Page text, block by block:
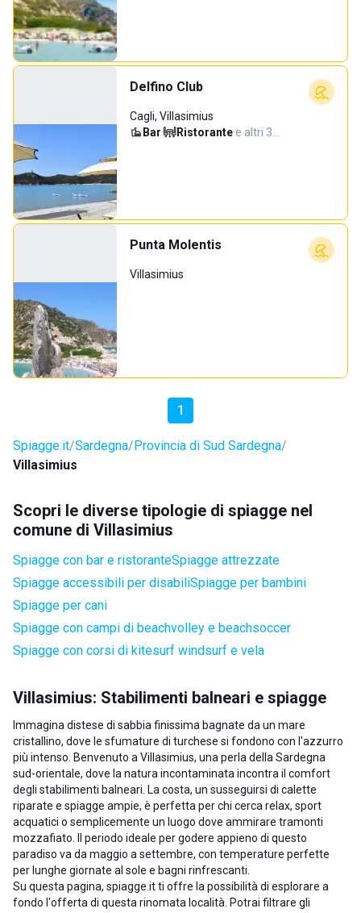
Delfino Club
Cagli, Villasimius
Bar· Ristorante·e altri 3…
Punta Molentis
Villasimius
1
Spiagge.it Sardegna Provincia di Sud Sardegna
Villasimius
Scopri le diverse tipologie di spiagge nel
comune di Villasimius
Spiagge con bar e ristoranteSpiagge attrezzate
Spiagge accessibili per disabiliSpiagge per bambini
Spiagge per cani
Spiagge con campi di beachvolley e beachsoccer
Spiagge con corsi di kitesurf windsurf e vela
Villasimius: Stabilimenti balneari e spiagge
Immagina distese di sabbia finissima bagnate da un mare
cristallino, dove le sfumature di turchese si fondono con l'azzurro
più intenso. Benvenuto a Villasimius, una perla della Sardegna
sud-orientale, dove la natura incontaminata incontra il comfort
degli stabilimenti balneari. La costa, un susseguirsi di calette
riparate e spiagge ampie, è perfetta per chi cerca relax, sport
acquatici o semplicemente un luogo dove ammirare tramonti
mozzafiato. Il periodo ideale per godere appieno di questo
paradiso va da maggio a settembre, con temperature perfette
per lunghe giornate al sole e bagni rinfrescanti.
Su questa pagina, spiagge.it ti offre la possibilità di esplorare a
fondo l'offerta di questa rinomata località. Potrai filtrare gli